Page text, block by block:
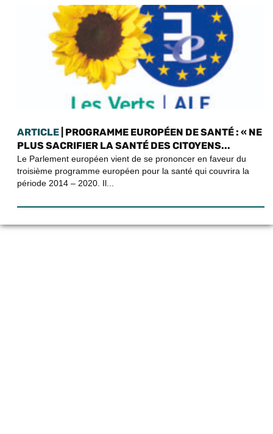
ARTICLE | PROGRAMME EUROPÉEN DE SANTÉ : « NE
PLUS SACRIFIER LA SANTÉ DES CITOYENS...
Le Parlement européen vient de se prononcer en faveur du
troisième programme européen pour la santé qui couvrira la
période 2014 – 2020. Il...